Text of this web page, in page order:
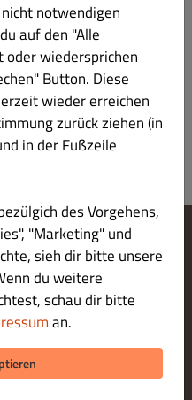
€ 12.90
gemischte Salat
notwendigen
auf den "Alle
wiedersprichen
Button. Diese
wieder erreichen
zurück ziehen (in
in der Fußzeile
des Vorgehens,
"Marketing" und
sieh dir bitte unsere
du weitere
schau dir bitte
an.